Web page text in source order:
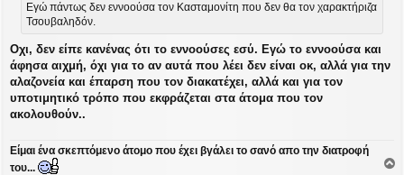
υ
σ
η
Εγώ πάντως δεν εννοούσα τον Κασταμονίτη που δεν θα τον χαρακτήριζα
Τσουβαληδόν.
Οχι, δεν είπε κανένας ότι το εννοούσες εσύ. Εγώ το εννοούσα και
άφησα αιχμή, όχι για το αν αυτά που λέει δεν είναι οκ, αλλά για την
αλαζονεία και έπαρση που τον διακατέχει, αλλά και για τον
υποτιμητικό τρόπο που εκφράζεται στα άτομα που τον
ακολουθούν..
Είμαι ένα σκεπτόμενο άτομο που έχει βγάλει το σανό απο την διατροφή
του...